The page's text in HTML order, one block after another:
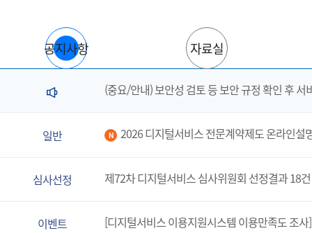
공지사항 자료실
(중요/안내) 보안성 검토 등 보안 규정 확인 후 서
일반 N 2026 디지털서비스 전문계약제도 온라인설
심사선정 제72차 디지털서비스 심사위원회 선정결과 18건
이벤트 [디지털서비스 이용지원시스템 이용만족도 조